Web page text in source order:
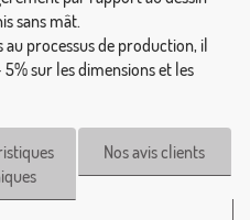
sans mât.
au processus de production, il
sur les dimensions et les
Nos avis clients